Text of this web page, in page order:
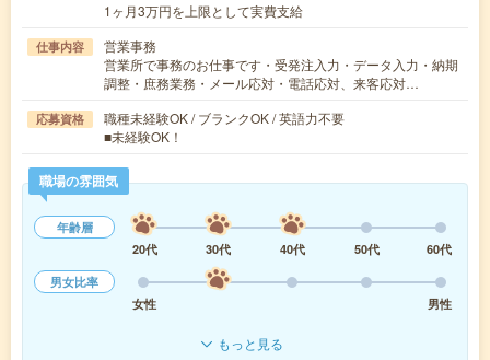
1ヶ月3万円を上限として実費支給
仕事内容
営業事務
営業所で事務のお仕事です・受発注入力・データ入力・納期
調整・庶務業務・メール応対・電話応対、来客応対…
応募資格
職種未経験OK / ブランクOK / 英語力不要
■未経験OK！
職場の雰囲気
年齢層
20代
30代 40代 50代
60代
男女比率
女性
男性
もっと見る